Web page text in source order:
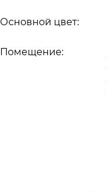
Основной цвет:
Помещение: